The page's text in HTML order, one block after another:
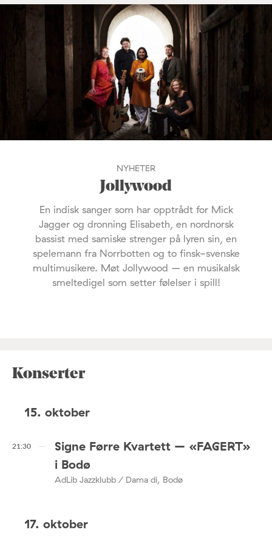
NYHETER
Jollywood
En indisk sanger som har opptrådt for Mick
Jagger og dronning Elisabeth, en nordnorsk
bassist med samiske strenger på lyren sin, en
spelemann fra Norrbotten og to finsk-svenske
multimusikere. Møt Jollywood – en musikalsk
smeltedigel som setter følelser i spill!
Konserter
15. oktober
21:30
Signe Førre Kvartett – «FAGERT»
i Bodø
AdLib Jazzklubb / Dama di, Bodø
17. oktober